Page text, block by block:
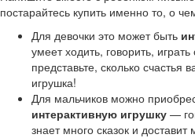
постарайтесь купить именно то, о
Для девочки это может быть
умеет ходить, говорить,
представьте, сколько счастья
игрушка!
Для мальчиков можно
интерактивную игрушку —
знает много сказок и